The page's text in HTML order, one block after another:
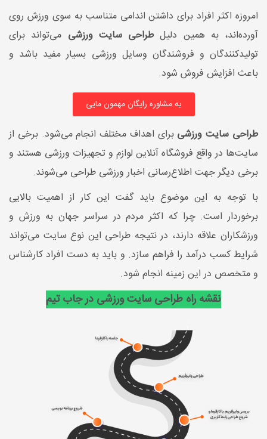
امروزه اکثر افراد برای داشتن اندامی متناسب به سوی ورزش روی
آورده‌اند، به همین دلیلطراحی سایت ورزشی می‌تواند برای
تولیدکنندگان و فروشندگان وسایل ورزشی بسیار مفید باشد و
باعث افزایش فروش شود.
یه مشاوره رایگان مهمون مایی
طراحی سایت ورزشی برای اهداف مختلف انجام می‌شود. برخی از
سایت‌ها در واقع فروشگاه آنلاین لوازم و تجهیزات ورزشی هستند و
برخی دیگر جهت اطلاع‌رسانی اخبار ورزشی طراحی می‌شوند.
با توجه به این موضوع باید گفت این کار از اهمیت بالایی
برخوردار است. چرا که اکثر مردم در سراسر جهان به ورزش و
ورزشکاران علاقه دارند، در نتیجه طراحی این نوع سایت می‌تواند
شرایط کسب درآمد را فراهم سازد. و باید به دست افراد کارشناس
و متخصص در این زمینه انجام شود.
نقشه راه طراحی سایت ورزشی در جاب تیم